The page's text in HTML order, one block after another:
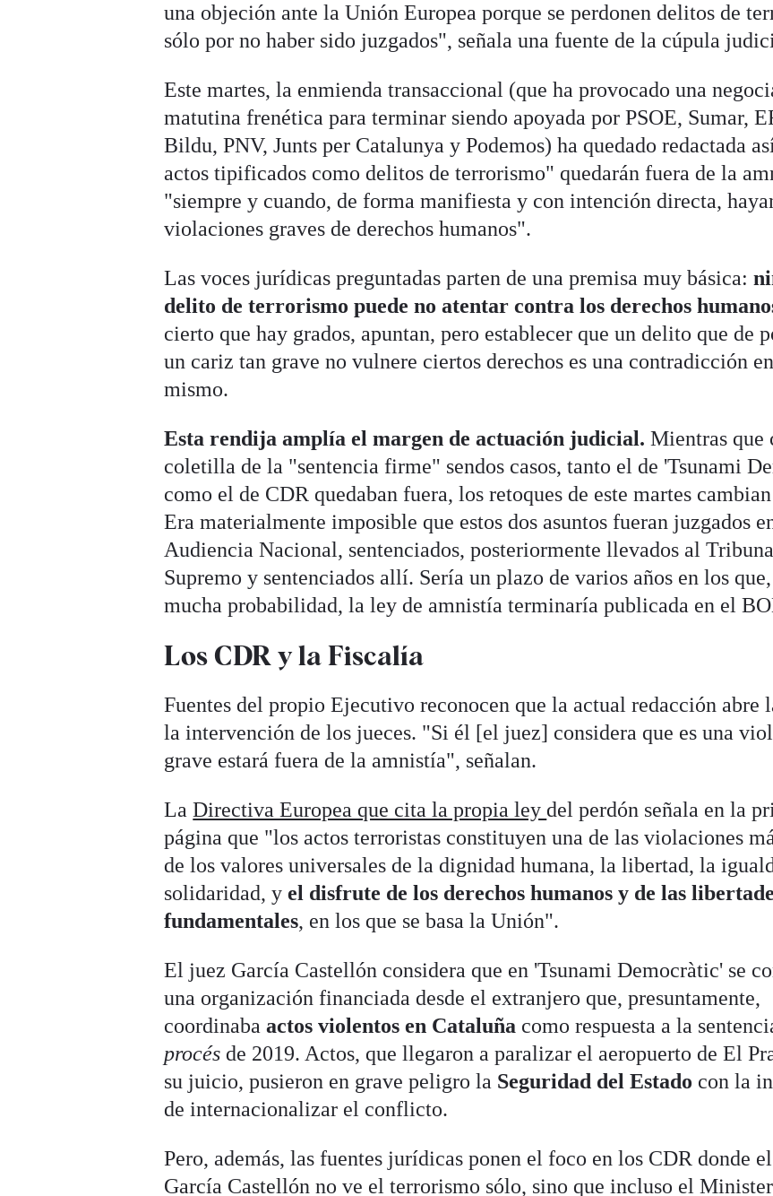
una objeción ante la Unión Europea porque se perdonen delitos de
sólo por no haber sido juzgados", señala una fuente de la cúpula
Este martes, la enmienda transaccional (que ha provocado una
matutina frenética para terminar siendo apoyada por PSOE, Sumar,
Bildu, PNV, Junts per Catalunya y Podemos) ha quedado redactada
actos tipificados como delitos de terrorismo" quedarán fuera de la
"siempre y cuando, de forma manifiesta y con intención directa,
violaciones graves de derechos humanos".
Las voces jurídicas preguntadas parten de una premisa muy básica:
delito de terrorismo puede no atentar contra los derechos
cierto que hay grados, apuntan, pero establecer que un delito que de
un cariz tan grave no vulnere ciertos derechos es una contradicción
mismo.
Esta rendija amplía el margen de actuación judicial. Mientras que
coletilla de la "sentencia firme" sendos casos, tanto el de 'Tsunami
como el de CDR quedaban fuera, los retoques de este martes
Era materialmente imposible que estos dos asuntos fueran juzgados
Audiencia Nacional, sentenciados, posteriormente llevados al
Supremo y sentenciados allí. Sería un plazo de varios años en los
mucha probabilidad, la ley de amnistía terminaría publicada en el
Los CDR y la Fiscalía
Fuentes del propio Ejecutivo reconocen que la actual redacción abre
la intervención de los jueces. "Si él [el juez] considera que es una
grave estará fuera de la amnistía", señalan.
LaDirectiva Europea que cita la propia leydel perdón señala en la
página que "los actos terroristas constituyen una de las violaciones
de los valores universales de la dignidad humana, la libertad, la
solidaridad, yel disfrute de los derechos humanos y de las
fundamentales, en los que se basa la Unión".
El juez García Castellón considera que en 'Tsunami Democràtic' se
una organización financiada desde el extranjero que, presuntamente,
coordinabaactos violentos en Cataluña como respuesta a la
procésde 2019. Actos, que llegaron a paralizar el aeropuerto de El
su juicio, pusieron en grave peligro la Seguridad del Estado con la
de internacionalizar el conflicto.
Pero, además, las fuentes jurídicas ponen el foco en los CDR donde
García Castellón no ve el terrorismo sólo, sino que incluso el